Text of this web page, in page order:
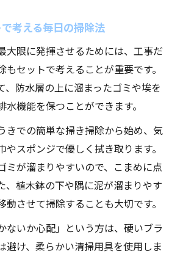
考える毎日の掃除法
大限に発揮させるためには、工事だ
もセットで考えることが重要です。
、防水層の上に溜まったゴミや埃を
水機能を保つことができます。
きでの簡単な掃き掃除から始め、気
やスポンジで優しく拭き取ります。
ミが溜まりやすいので、こまめに点
、植木鉢の下や隅に泥が溜まりやす
動させて掃除することも大切です。
ないか心配」という方は、硬いブラ
避け、柔らかい清掃用具を使用しま